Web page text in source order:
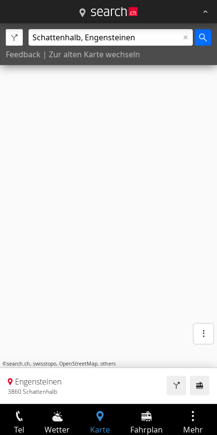
Feedback | Zur alten Karte wechseln
©search.ch, swisstopo, OpenStreetMap, others
Engensteinen
3860 Schattenhalb
Tel Wetter Karte Fahrplan Mehr